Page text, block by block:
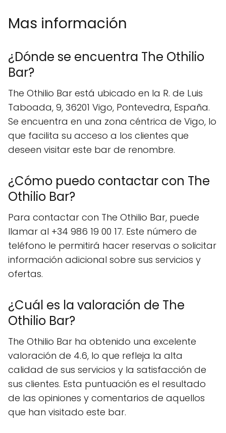
Mas información
¿Dónde se encuentra The Othilio
Bar?
The Othilio Bar está ubicado en la R. de Luis
Taboada, 9, 36201 Vigo, Pontevedra, España.
Se encuentra en una zona céntrica de Vigo, lo
que facilita su acceso a los clientes que
deseen visitar este bar de renombre.
¿Cómo puedo contactar con The
Othilio Bar?
Para contactar con The Othilio Bar, puede
llamar al +34 986 19 00 17. Este número de
teléfono le permitirá hacer reservas o solicitar
información adicional sobre sus servicios y
ofertas.
¿Cuál es la valoración de The
Othilio Bar?
The Othilio Bar ha obtenido una excelente
valoración de 4.6, lo que refleja la alta
calidad de sus servicios y la satisfacción de
sus clientes. Esta puntuación es el resultado
de las opiniones y comentarios de aquellos
que han visitado este bar.